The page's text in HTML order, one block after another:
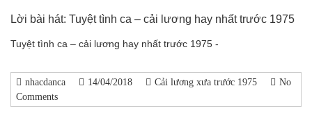
Lời bài hát: Tuyệt tình ca – cải lương hay nhất trước 1975
Tuyệt tình ca – cải lương hay nhất trước 1975 -
nhacdanca 14/04/2018 Cải lương xưa trước 1975
No
Comments